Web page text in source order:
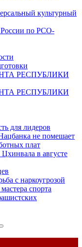
культурный
по РСО-
РЕСПУБЛИКИ
РЕСПУБЛИКИ
для лидеров
не помешает
плат
в августе
с наркоугрозой
спорта